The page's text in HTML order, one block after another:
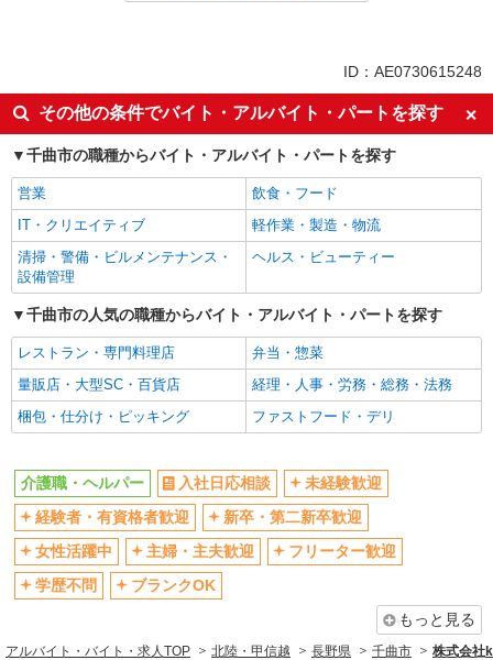
ボーナス・賞与あり
車通勤OK
交通費支給
社会保険あり
産休・育休取得実績あり
ID：AE0730615248
その他の条件でバイト・アルバイト・パートを探す
千曲市の職種からバイト・アルバイト・パートを探す
営業
飲食・フード
IT・クリエイティブ
軽作業・製造・物流
清掃・警備・ビルメンテナンス・
設備管理
ヘルス・ビューティー
千曲市の人気の職種からバイト・アルバイト・パートを探す
レストラン・専門料理店
弁当・惣菜
量販店・大型SC・百貨店
経理・人事・労務・総務・法務
梱包・仕分け・ピッキング
ファストフード・デリ
介護職・ヘルパー 入社日応相談
未経験歓迎
経験者・有資格者歓迎
新卒・第二新卒歓迎
女性活躍中
主婦・主夫歓迎
フリーター歓迎
学歴不問
ブランクOK
もっと見る
アルバイト・バイト・求人TOP 北陸・甲信越 長野県 千曲市 株式会社